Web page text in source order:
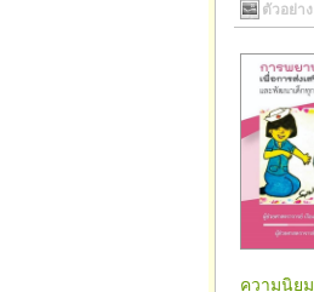
ตัวอย่าง
ความนิยม